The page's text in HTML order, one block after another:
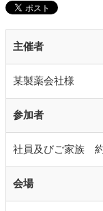
主催者
某製薬会社様
参加者
社員及びご家族
会場